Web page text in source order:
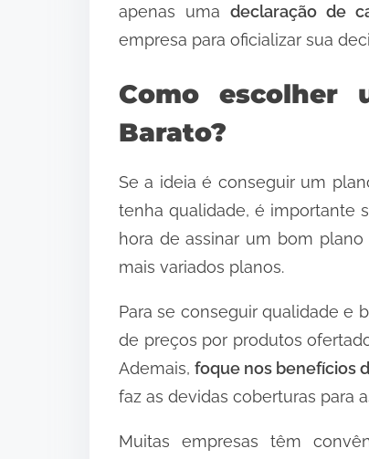
apenas umadeclaração de
empresa para oficializar sua
Como escolher
Barato?
Se a ideia é conseguir um
tenha qualidade, é importante
hora de assinar um bom
mais variados planos.
Para se conseguir qualidade e
de preços por produtos
Ademais,foque nos benefícios
faz as devidas coberturas para
Muitas empresas têm